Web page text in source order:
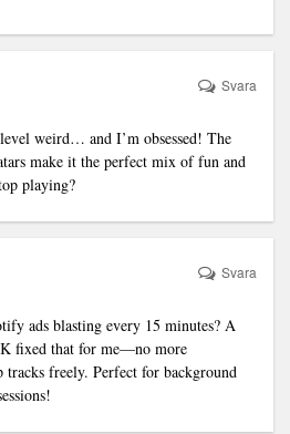
weird… and I’m obsessed! The
make it the perfect mix of fun and
playing?
Svara
ads blasting every 15 minutes? A
fixed that for me—no more
freely. Perfect for background
Svara